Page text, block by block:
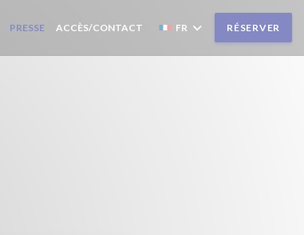
PRESSE ACCÈS/CONTACT FR RÉSERVER